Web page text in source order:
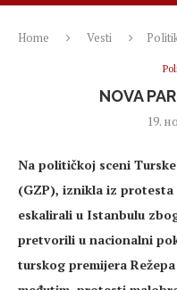
Home Vesti
NOVA
19.
Na političkoj sceni
(GZP), iznikla iz
eskalirali u Istanbulu
pretvorili u nacionalni
turskog premijera